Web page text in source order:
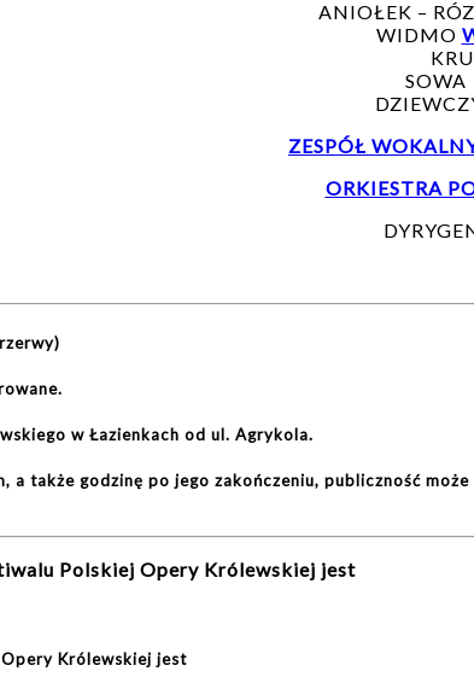
ANIOŁEK –
WIDMO
SOWA
ZESPÓŁ
ORKIESTRA
w Łazienkach od ul. Agrykola.
a także godzinę po jego zakończeniu, publiczność
Polskiej Opery Królewskiej jest
Królewskiej jest